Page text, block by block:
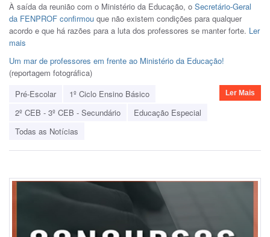
À saída da reunião com o Ministério da Educação, o Secretário-Geral
da FENPROF confirmou que não existem condições para qualquer
acordo e que há razões para a luta dos professores se manter forte. Ler
mais
Um mar de professores em frente ao Ministério da Educação!
(reportagem fotográfica)
Pré-Escolar
1º Ciclo Ensino Básico
2º CEB - 3º CEB - Secundário
Educação Especial
Todas as Notícias
Ler Mais